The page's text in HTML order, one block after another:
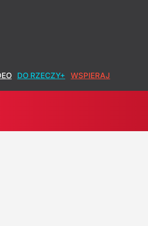
DO RZECZY+ WSPIERAJ
dziewczynek i chłopiec